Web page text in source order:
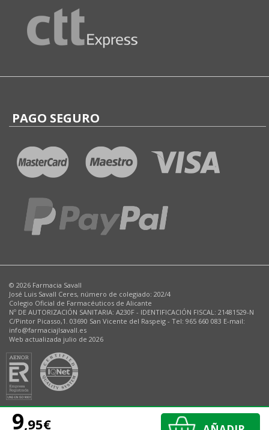
9,95€
PAGO SEGURO
© 2026 Farmacia Savall
José Luis Savall Ceres, número de colegiado: 202/4
Colegio Oficial de Farmacéuticos de Alicante
Nº DE AUTORIZACIÓN SANITARIA: A230F - IDENTIFICACIÓN FISCAL: 21481529-N
C/Pintor Picasso,1. 03690 San Vicente del Raspeig - Tel: 965 660 083 E-mail:
info@farmaciajlsavall.es
Web actualizada julio de 2026